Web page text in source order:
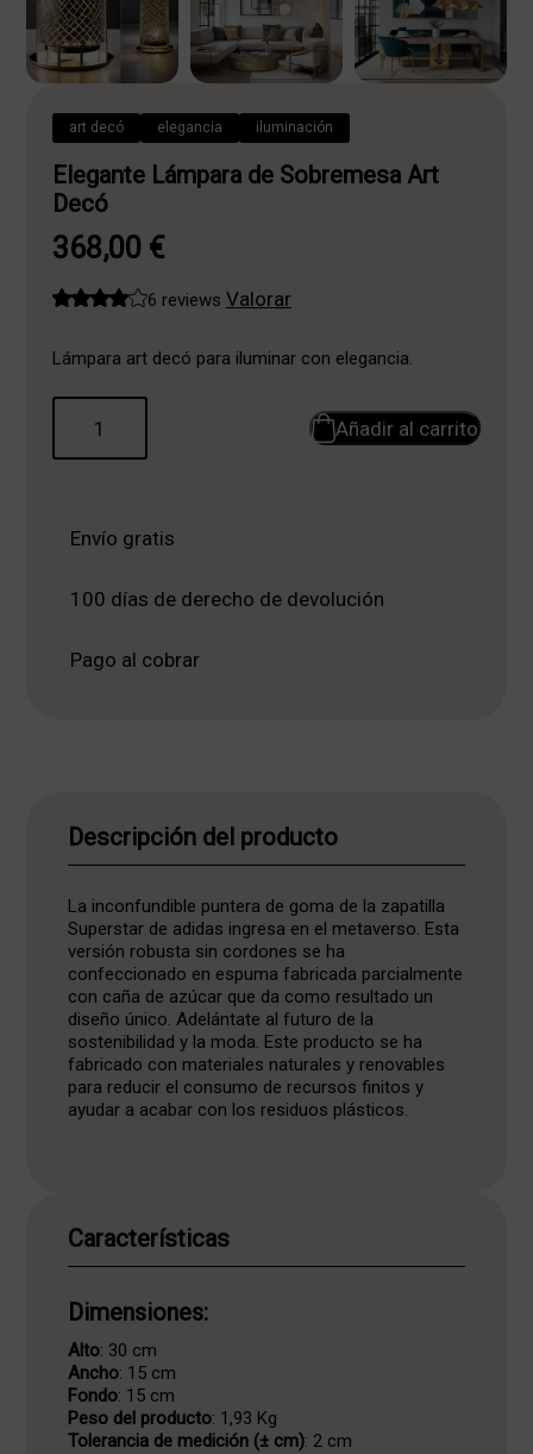
art decó elegancia iluminación
Elegante Lámpara de Sobremesa Art
Decó
368,00 €
6 reviews Valorar
Lámpara art decó para iluminar con elegancia.
Añadir al carrito
Envío gratis
100 días de derecho de devolución
Pago al cobrar
Descripción del producto
La inconfundible puntera de goma de la zapatilla
Superstar de adidas ingresa en el metaverso. Esta
versión robusta sin cordones se ha
confeccionado en espuma fabricada parcialmente
con caña de azúcar que da como resultado un
diseño único. Adelántate al futuro de la
sostenibilidad y la moda. Este producto se ha
fabricado con materiales naturales y renovables
para reducir el consumo de recursos finitos y
ayudar a acabar con los residuos plásticos.
Características
Dimensiones:
Alto: 30 cm
Ancho: 15 cm
Fondo: 15 cm
Peso del producto: 1,93 Kg
Tolerancia de medición (± cm): 2 cm